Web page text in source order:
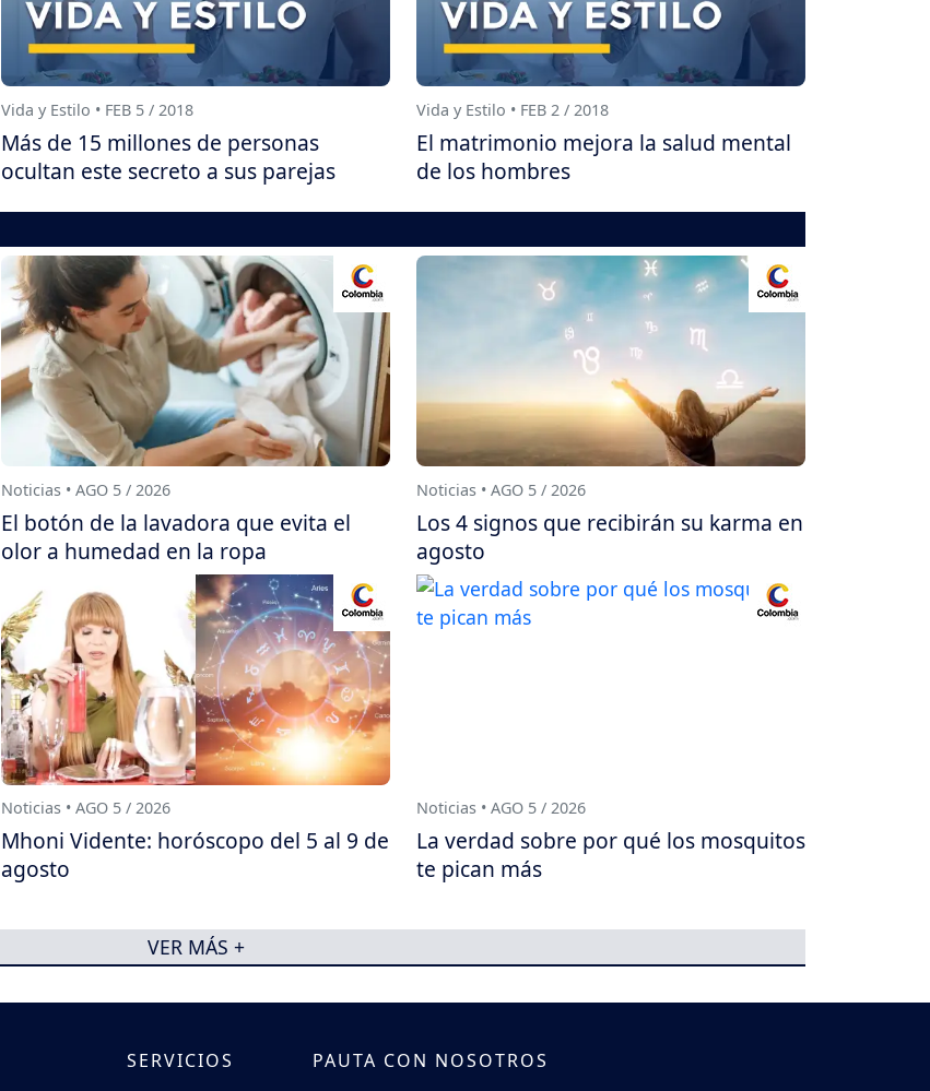
Vida y Estilo • FEB 5 / 2018
Más de 15 millones de personas
ocultan este secreto a sus parejas
Vida y Estilo • FEB 2 / 2018
El matrimonio mejora la salud mental
de los hombres
Noticias • AGO 5 / 2026
El botón de la lavadora que evita el
olor a humedad en la ropa
Noticias • AGO 5 / 2026
Los 4 signos que recibirán su karma en
agosto
Noticias • AGO 5 / 2026
Mhoni Vidente: horóscopo del 5 al 9 de
agosto
Noticias • AGO 5 / 2026
La verdad sobre por qué los mosquitos
te pican más
VER MÁS +
SERVICIOS PAUTA CON NOSOTROS